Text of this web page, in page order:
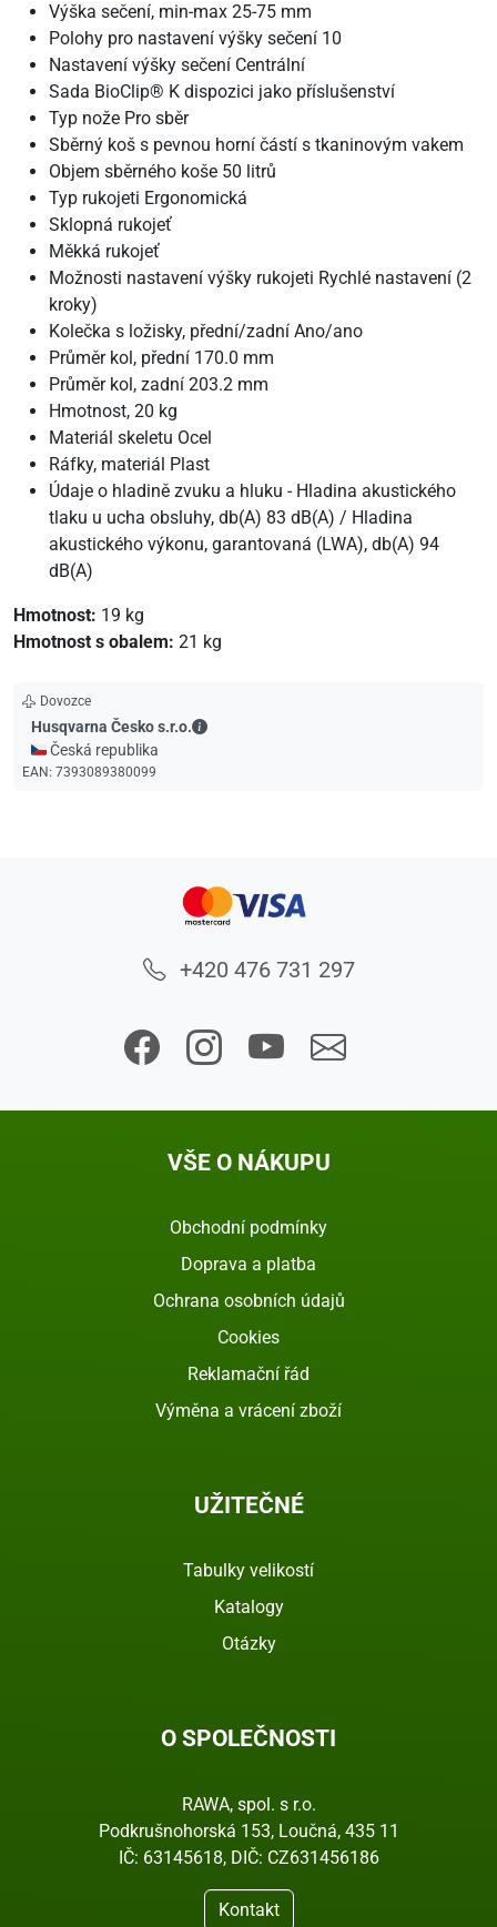
Výška sečení, min-max 25-75 mm
Polohy pro nastavení výšky sečení 10
Nastavení výšky sečení Centrální
Sada BioClip® K dispozici jako příslušenství
Typ nože Pro sběr
Sběrný koš s pevnou horní částí s tkaninovým vakem
Objem sběrného koše 50 litrů
Typ rukojeti Ergonomická
Sklopná rukojeť
Měkká rukojeť
Možnosti nastavení výšky rukojeti Rychlé nastavení (2
kroky)
Kolečka s ložisky, přední/zadní Ano/ano
Průměr kol, přední 170.0 mm
Průměr kol, zadní 203.2 mm
Hmotnost, 20 kg
Materiál skeletu Ocel
Ráfky, materiál Plast
Údaje o hladině zvuku a hluku - Hladina akustického
tlaku u ucha obsluhy, db(A) 83 dB(A) / Hladina
akustického výkonu, garantovaná (LWA), db(A) 94
dB(A)
Hmotnost: 19 kg
Hmotnost s obalem: 21 kg
Dovozce
Husqvarna Česko s.r.o.
Husqvarna Česko s.r.o. - Kontaktní údaje
🇨🇿 Česká republika
EAN: 7393089380099
+420 476 731 297
VŠE O NÁKUPU
Obchodní podmínky
Doprava a platba
Ochrana osobních údajů
Cookies
Reklamační řád
Výměna a vrácení zboží
UŽITEČNÉ
Tabulky velikostí
Katalogy
Otázky
O SPOLEČNOSTI
RAWA, spol. s r.o.
Podkrušnohorská 153, Loučná, 435 11
IČ: 63145618, DIČ: CZ631456186
Kontakt